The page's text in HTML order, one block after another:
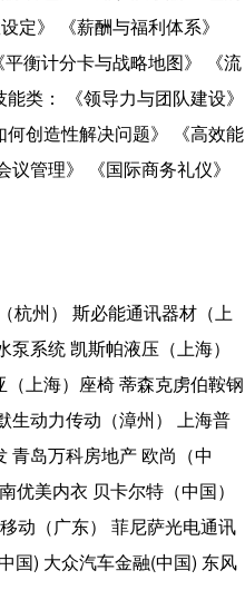
定》 《薪酬与福利体系》
衡计分卡与战略地图》 《流
类： 《领导力与团队建设》
何创造性解决问题》 《高效能
管理》 《国际商务礼仪》
杭州） 斯必能通讯器材（上
系统 凯斯帕液压（上海）
上海）座椅 蒂森克虏伯鞍钢
生动力传动（漳州） 上海普
青岛万科房地产 欧尚（中
美内衣 贝卡尔特（中国）
动（广东） 菲尼萨光电通讯
国) 大众汽车金融(中国) 东风